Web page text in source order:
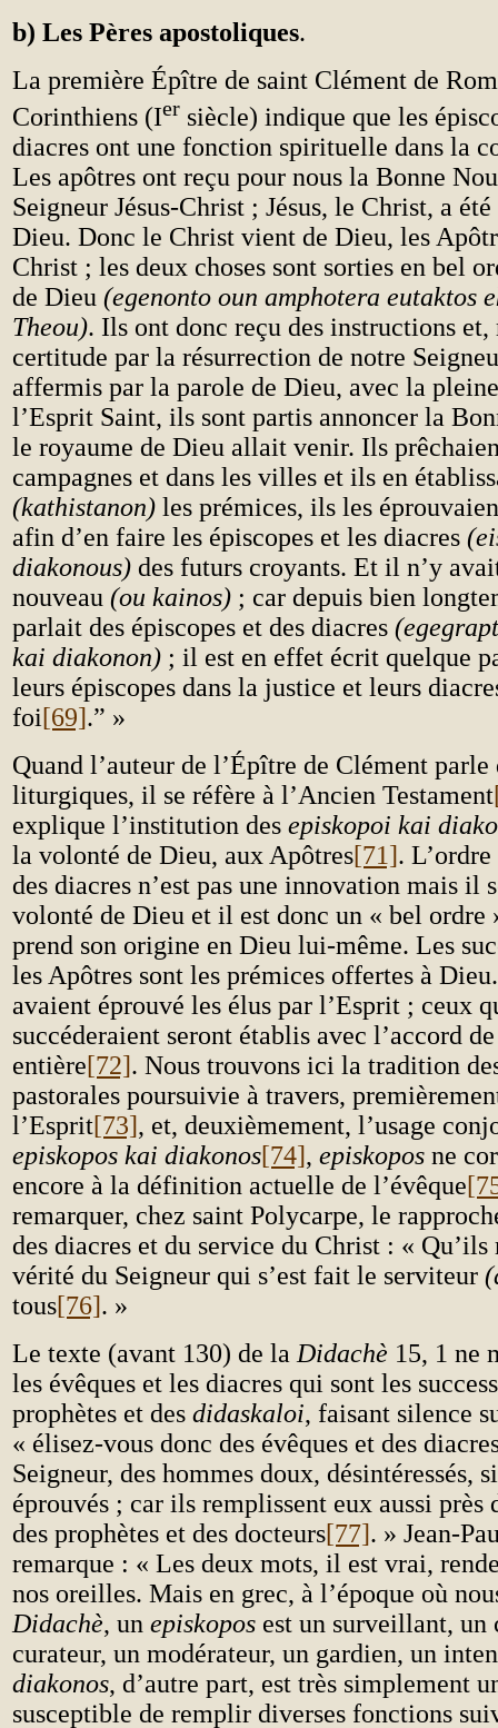
b) Les Pères apostoliques.
La première Épître de saint Clément de
Corinthiens (Ier siècle) indique que les
diacres ont une fonction spirituelle dans la
Les apôtres ont reçu pour nous la Bonne
Seigneur Jésus-Christ ; Jésus, le Christ, a
Dieu. Donc le Christ vient de Dieu, les
Christ ; les deux choses sont sorties en bel
de Dieu (egenonto oun amphotera eutaktos
Theou). Ils ont donc reçu des instructions et,
certitude par la résurrection de notre
affermis par la parole de Dieu, avec la
l’Esprit Saint, ils sont partis annoncer la
le royaume de Dieu allait venir. Ils
campagnes et dans les villes et ils en
(kathistanon) les prémices, ils les
afin d’en faire les épiscopes et les diacres
diakonous) des futurs croyants. Et il n’y
nouveau (ou kainos) ; car depuis bien
parlait des épiscopes et des diacres
kai diakonon) ; il est en effet écrit quelque
leurs épiscopes dans la justice et leurs
foi[69].” »
Quand l’auteur de l’Épître de Clément
liturgiques, il se réfère à l’Ancien Testament
explique l’institution des episkopoi kai
la volonté de Dieu, aux Apôtres[71].
des diacres n’est pas une innovation mais il
volonté de Dieu et il est donc un « bel ordre
prend son origine en Dieu lui-même. Les
les Apôtres sont les prémices offertes à
avaient éprouvé les élus par l’Esprit ; ceux
succéderaient seront établis avec l’accord
entière[72]. Nous trouvons ici la tradition
pastorales poursuivie à travers,
l’Esprit[73], et, deuxièmement, l’usage
episkopos kai diakonos[74], episkopos ne
encore à la définition actuelle de l’évêque
remarquer, chez saint Polycarpe, le
des diacres et du service du Christ : « Qu’ils
vérité du Seigneur qui s’est fait le serviteur
tous[76]. »
Le texte (avant 130) de la Didachè 15, 1 ne
les évêques et les diacres qui sont les
prophètes et des didaskaloi, faisant silence
« élisez-vous donc des évêques et des
Seigneur, des hommes doux, désintéressés,
éprouvés ; car ils remplissent eux aussi près
des prophètes et des docteurs[77]. » Jean-
remarque : « Les deux mots, il est vrai,
nos oreilles. Mais en grec, à l’époque où
Didachè, un episkopos est un surveillant, un
curateur, un modérateur, un gardien, un
diakonos, d’autre part, est très simplement
susceptible de remplir diverses fonctions